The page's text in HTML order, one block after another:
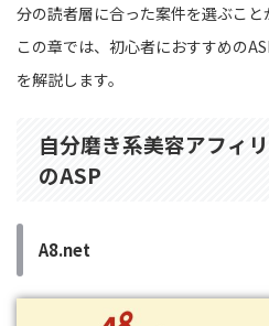
分の読者層に合った案件を選ぶこと
この章では、初心者におすすめの
を解説します。
自分磨き系美容アフィ
のASP
A8.net